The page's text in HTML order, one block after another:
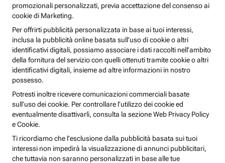
promozionali personalizzati, previa accettazione del consenso ai
cookie di Marketing.
Per offrirti pubblicità personalizzata in base ai tuoi interessi,
inclusa la pubblicità online basata sull’uso di cookie o altri
identificativi digitali, possiamo associare i dati raccolti nell’ambito
della fornitura del servizio con quelli ottenuti tramite cookie o altri
identificativi digitali, insieme ad altre informazioni in nostro
possesso.
Potresti inoltre ricevere comunicazioni commerciali basate
sull’uso dei cookie. Per controllare l’utilizzo dei cookie ed
eventualmente disattivarli, consulta la sezione Web Privacy Policy
e Cookie.
Ti ricordiamo che l’esclusione dalla pubblicità basata sui tuoi
interessi non impedirà la visualizzazione di annunci pubblicitari,
che tuttavia non saranno personalizzati in base alle tue